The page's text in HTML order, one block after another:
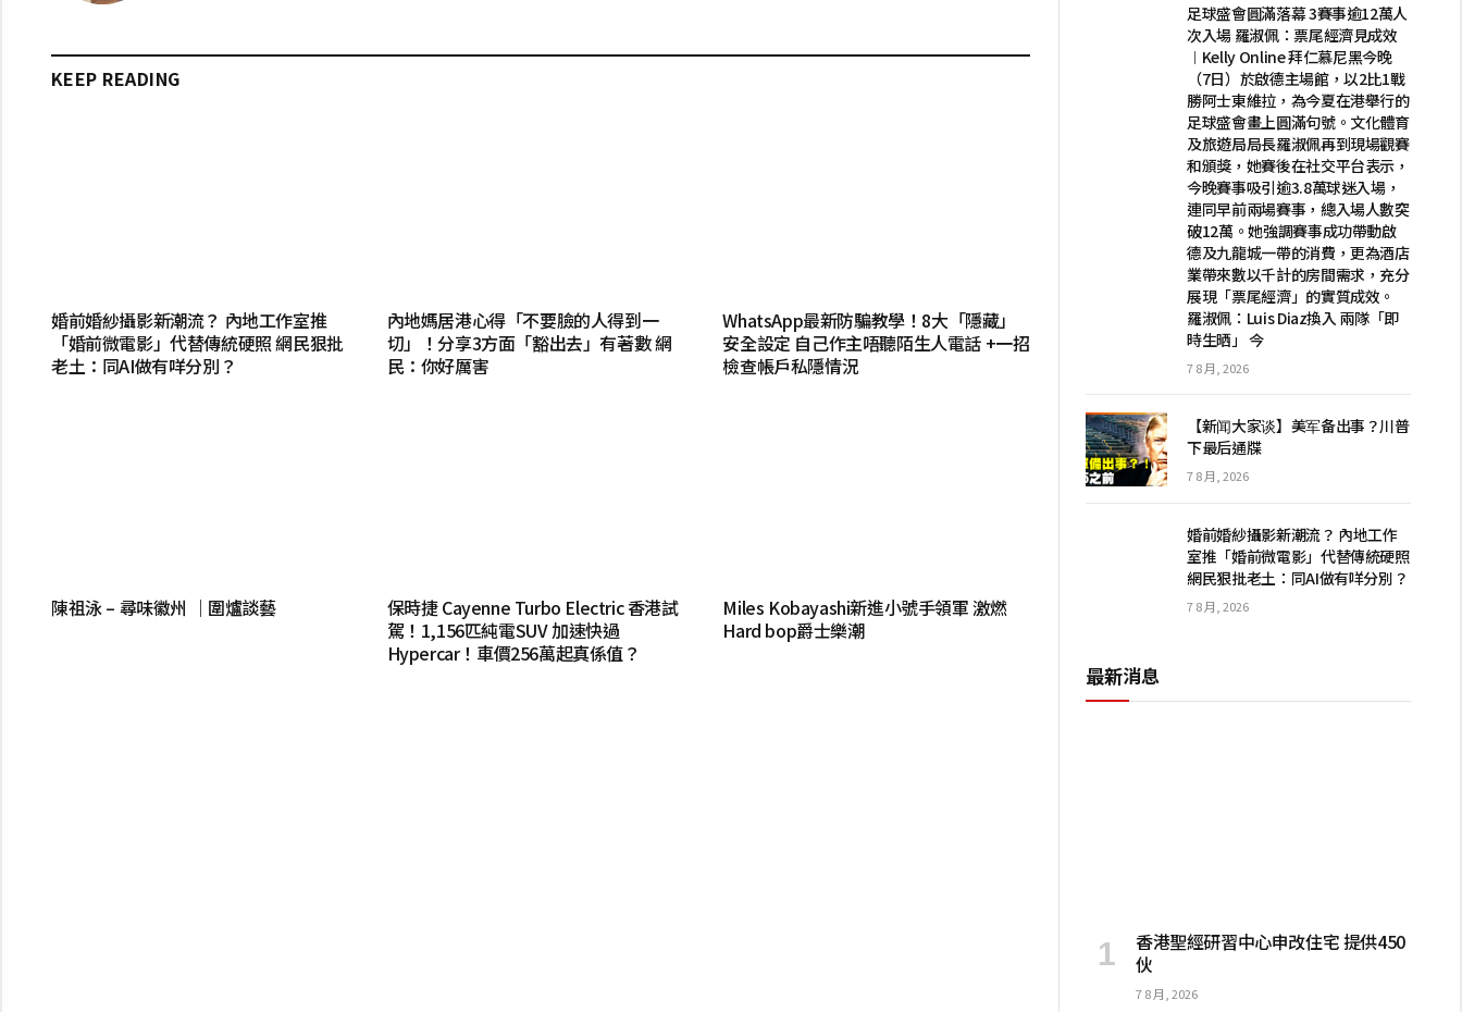
KEEP READING
婚前婚紗攝影新潮流？ 內地工作室推
「婚前微電影」代替傳統硬照 網民狠批
老土：同AI做有咩分別？
內地媽居港心得「不要臉的人得到一
切」！分享3方面「豁出去」有著數 網
民：你好厲害
WhatsApp最新防騙教學！8大「隱藏」
安全設定 自己作主唔聽陌生人電話 +一招
檢查帳戶私隱情況
陳祖泳 – 尋味徽州 ｜圍爐談藝
保時捷 Cayenne Turbo Electric 香港試
駕！1,156匹純電SUV 加速快過
Hypercar！車價256萬起真係值？
Miles Kobayashi新進小號手領軍 激燃
Hard bop爵士樂潮
足球盛會圓滿落幕 3賽事逾12萬人
次入場 羅淑佩：票尾經濟見成效
︱Kelly Online 拜仁慕尼黑今晚
（7日）於啟德主場館，以2比1戰
勝阿士東維拉，為今夏在港舉行的
足球盛會畫上圓滿句號。文化體育
及旅遊局局長羅淑佩再到現場觀賽
和頒獎，她賽後在社交平台表示，
今晚賽事吸引逾3.8萬球迷入場，
連同早前兩場賽事，總入場人數突
破12萬。她強調賽事成功帶動啟
德及九龍城一帶的消費，更為酒店
業帶來數以千計的房間需求，充分
展現「票尾經濟」的實質成效。
羅淑佩：Luis Diaz換入 兩隊「即
時生晒」 今
7 8 月, 2026
【新闻大家谈】美军备出事？川普
下最后通牒
7 8 月, 2026
婚前婚紗攝影新潮流？ 內地工作
室推「婚前微電影」代替傳統硬照
網民狠批老土：同AI做有咩分別？
7 8 月, 2026
最新消息
香港聖經研習中心申改住宅 提供450
伙
7 8 月, 2026